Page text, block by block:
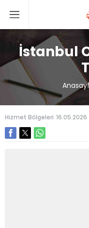
İstanbul
Hizmet Bölgeleri 16.05.2026